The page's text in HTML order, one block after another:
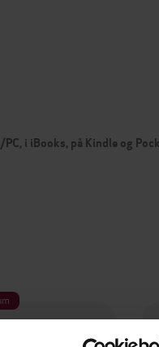
i iBooks, på Kindle og